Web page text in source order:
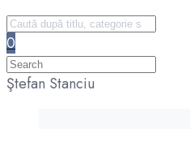
0
Ştefan Stanciu